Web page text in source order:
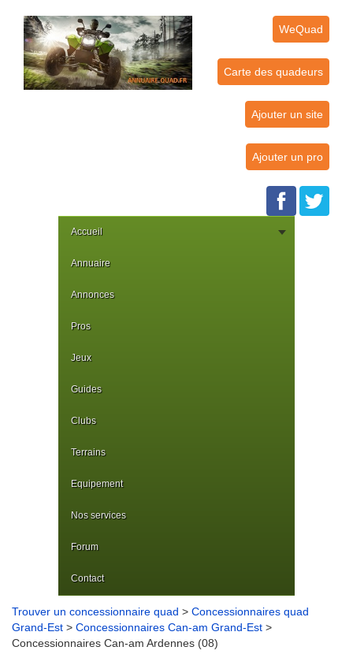
WeQuad
Carte des quadeurs
Ajouter un site
Ajouter un pro
Accueil
Annuaire
Annonces
Pros
Jeux
Guides
Clubs
Terrains
Equipement
Nos services
Forum
Contact
Trouver un concessionnaire quad > Concessionnaires quad
Grand-Est > Concessionnaires Can-am Grand-Est >
Concessionnaires Can-am Ardennes (08)